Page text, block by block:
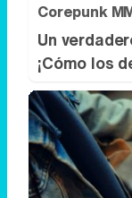
Corepunk
Un
¡Cómo los